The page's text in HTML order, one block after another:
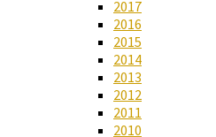
2017
2016
2015
2014
2013
2012
2011
2010